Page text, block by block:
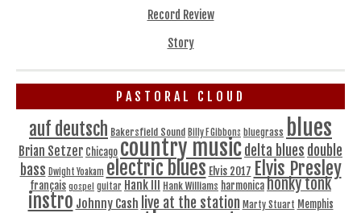
Record Review
Story
PASTORAL CLOUD
auf deutsch Bakersfield Sound Billy F Gibbons bluegrass blues
Brian Setzer Chicago country musicdelta blues double
bass Dwight Yoakam electric blues Elvis 2017 Elvis Presley
français gospel guitar Hank III Hank Williams harmonicahonky tonk
instro Johnny Cash live at the station Marty Stuart Memphis